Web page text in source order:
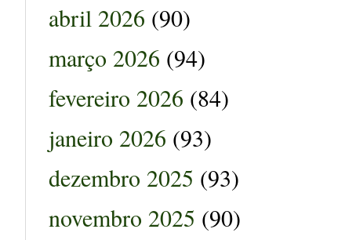
abril 2026 (90)
março 2026 (94)
fevereiro 2026 (84)
janeiro 2026 (93)
dezembro 2025 (93)
novembro 2025 (90)